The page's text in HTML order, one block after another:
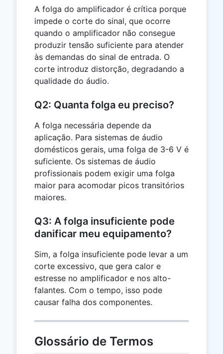
A folga do amplificador é crítica porque
impede o corte do sinal, que ocorre
quando o amplificador não consegue
produzir tensão suficiente para atender
às demandas do sinal de entrada. O
corte introduz distorção, degradando a
qualidade do áudio.
Q2: Quanta folga eu preciso?
A folga necessária depende da
aplicação. Para sistemas de áudio
domésticos gerais, uma folga de 3-6 V é
suficiente. Os sistemas de áudio
profissionais podem exigir uma folga
maior para acomodar picos transitórios
maiores.
Q3: A folga insuficiente pode
danificar meu equipamento?
Sim, a folga insuficiente pode levar a um
corte excessivo, que gera calor e
estresse no amplificador e nos alto-
falantes. Com o tempo, isso pode
causar falha dos componentes.
Glossário de Termos